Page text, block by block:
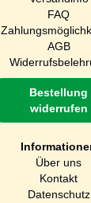
FAQ
AGB
Bestellung
widerrufen
Über uns
Kontakt
Datenschutz